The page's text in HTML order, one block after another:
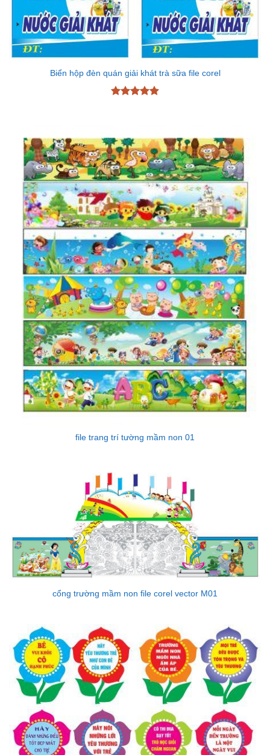
Biển hộp đèn quán giải khát trà sữa file corel
file trang trí tường mầm non 01
cổng trường mầm non file corel vector M01